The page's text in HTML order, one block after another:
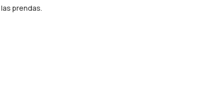
prendas.